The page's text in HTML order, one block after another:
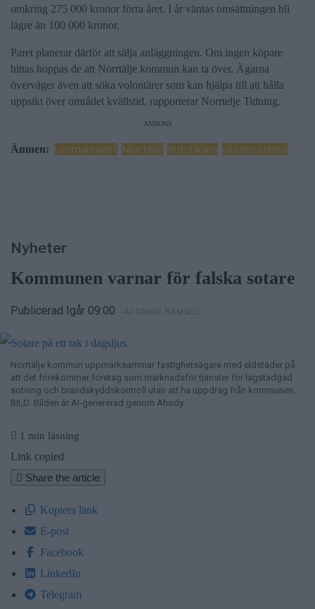
omkring 275 000 kronor förra året. I år väntas omsättningen bli
lägre än 100 000 kronor.
Paret planerar därför att sälja anläggningen. Om ingen köpare
hittas hoppas de att Norrtälje kommun kan ta över. Ägarna
överväger även att söka volontärer som kan hjälpa till att hålla
uppsikt över området kvällstid, rapporterar Norrtelje Tidning.
ANNONS
Ämnen: lommarbadet Norrtälje Rutchkana skadegörelse
Nyheter
Kommunen varnar för falska sotare
Publicerad Igår 09:00 – AV DANIEL RÄMSELL
Norrtälje kommun uppmärksammar fastighetsägare med eldstäder på
att det förekommer företag som marknadsför tjänster för lagstadgad
sotning och brandskyddskontroll utan att ha uppdrag från kommunen.
BILD: Bilden är AI-genererad genom Ahody.
1 min läsning
Link copied
Share the article
Kopiera länk
E-post
Facebook
LinkedIn
Telegram